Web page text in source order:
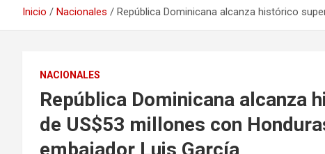
Inicio Nacionales República Dominicana alcanza histórico
NACIONALES
República Dominicana alcanza
de US$53 millones con